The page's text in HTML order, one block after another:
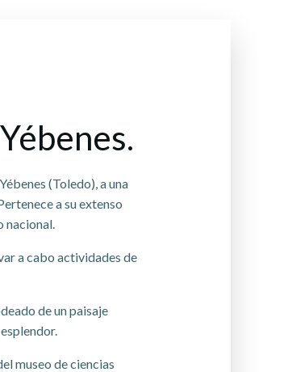
(Toledo), a una
a su extenso
nacional.
a cabo actividades de
de un paisaje
museo de ciencias